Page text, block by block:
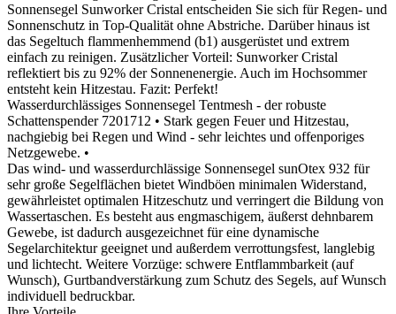
Sonnensegel Sunworker Cristal entscheiden Sie sich für Regen- und
Sonnenschutz in Top-Qualität ohne Abstriche. Darüber hinaus ist
das Segeltuch flammenhemmend (b1) ausgerüstet und extrem
einfach zu reinigen. Zusätzlicher Vorteil: Sunworker Cristal
reflektiert bis zu 92% der Sonnenenergie. Auch im Hochsommer
entsteht kein Hitzestau. Fazit: Perfekt!
Wasserdurchlässiges Sonnensegel Tentmesh - der robuste
Schattenspender 7201712 • Stark gegen Feuer und Hitzestau,
nachgiebig bei Regen und Wind - sehr leichtes und offenporiges
Netzgewebe. •
Das wind- und wasserdurchlässige Sonnensegel sunOtex 932 für
sehr große Segelflächen bietet Windböen minimalen Widerstand,
gewährleistet optimalen Hitzeschutz und verringert die Bildung von
Wassertaschen. Es besteht aus engmaschigem, äußerst dehnbarem
Gewebe, ist dadurch ausgezeichnet für eine dynamische
Segelarchitektur geeignet und außerdem verrottungsfest, langlebig
und lichtecht. Weitere Vorzüge: schwere Entflammbarkeit (auf
Wunsch), Gurtbandverstärkung zum Schutz des Segels, auf Wunsch
individuell bedruckbar.